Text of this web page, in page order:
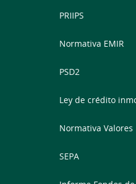
PRIIPS
Normativa EMIR
PSD2
Ley de crédito
Normativa Valores
SEPA